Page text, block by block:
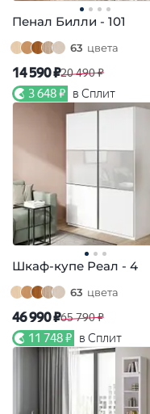
Пенал Билли - 101
63 цвета
14 590 ₽20 490 ₽
3 648 ₽ в Сплит
Шкаф-купе Реал - 4
63 цвета
46 990 ₽65 790 ₽
11 748 ₽ в Сплит